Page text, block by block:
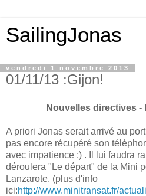
SailingJonas
vendredi 1 novembre 2013
01/11/13 :Gijon!
Nouvelles directives -
A priori Jonas serait arrivé au
pas encore récupéré son
avec impatience ;) . Il lui faudra
déroulera "Le départ" de la Mini
Lanzarote. (plus d'info
ici:http://www.minitransat.fr/